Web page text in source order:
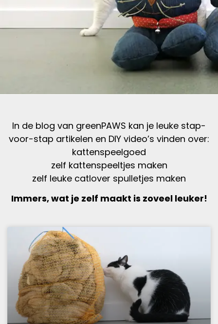
In de blog van greenPAWS kan je leuke stap-
voor-stap artikelen en DIY video’s vinden over:
kattenspeelgoed
zelf kattenspeeltjes maken
zelf leuke catlover spulletjes maken
Immers, wat je zelf maakt is zoveel leuker!